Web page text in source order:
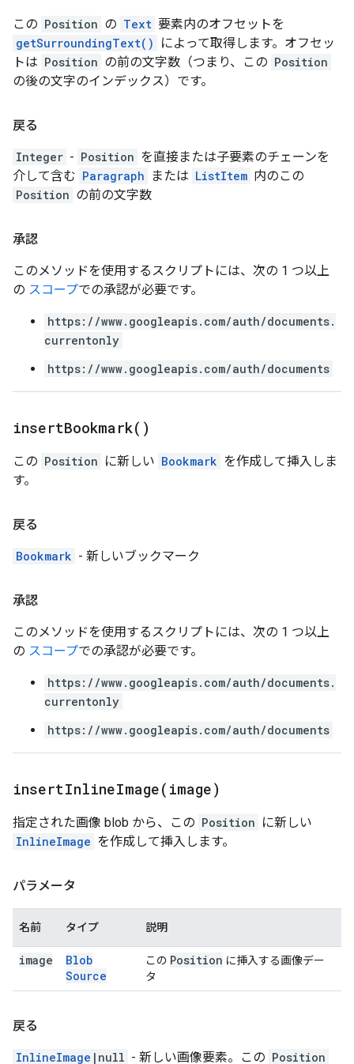
この Position の Text 要素内のオフセットを
getSurroundingText()
によって取得します。オフセッ
トは Position の前の文字数（つまり、この Position
の後の文字のインデックス）です。
戻る
Integer - Position を直接または子要素のチェーンを
介して含む Paragraph または ListItem 内のこの
Position の前の文字数
承認
このメソッドを使用するスクリプトには、次の 1 つ以上
の スコープでの承認が必要です。
https://www.googleapis.com/auth/documents.
currentonly
https://www.googleapis.com/auth/documents
insertBookmark( )
この Position に新しい Bookmark を作成して挿入しま
す。
戻る
Bookmark - 新しいブックマーク
承認
このメソッドを使用するスクリプトには、次の 1 つ以上
の スコープでの承認が必要です。
https://www.googleapis.com/auth/documents.
currentonly
https://www.googleapis.com/auth/documents
insertInlineImage( image)
指定された画像 blob から、この Position に新しい
InlineImage を作成して挿入します。
パラメータ
名前 タイプ 説明
image
Blob
Source
この Position に挿入する画像デー
タ
戻る
InlineImage |null - 新しい画像要素。この Position